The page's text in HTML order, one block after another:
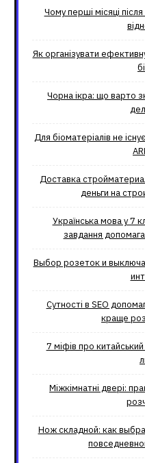
Чому перші місяці
Як організувати
Чорна ікра: що варто
Для біоматеріалів не
Доставка
деньги на
Українська мова у 7
завдання
Выбор розеток и
Сутності в SEO
краще
7 міфів про китайський
Міжкімнатні двері:
Нож складной: как